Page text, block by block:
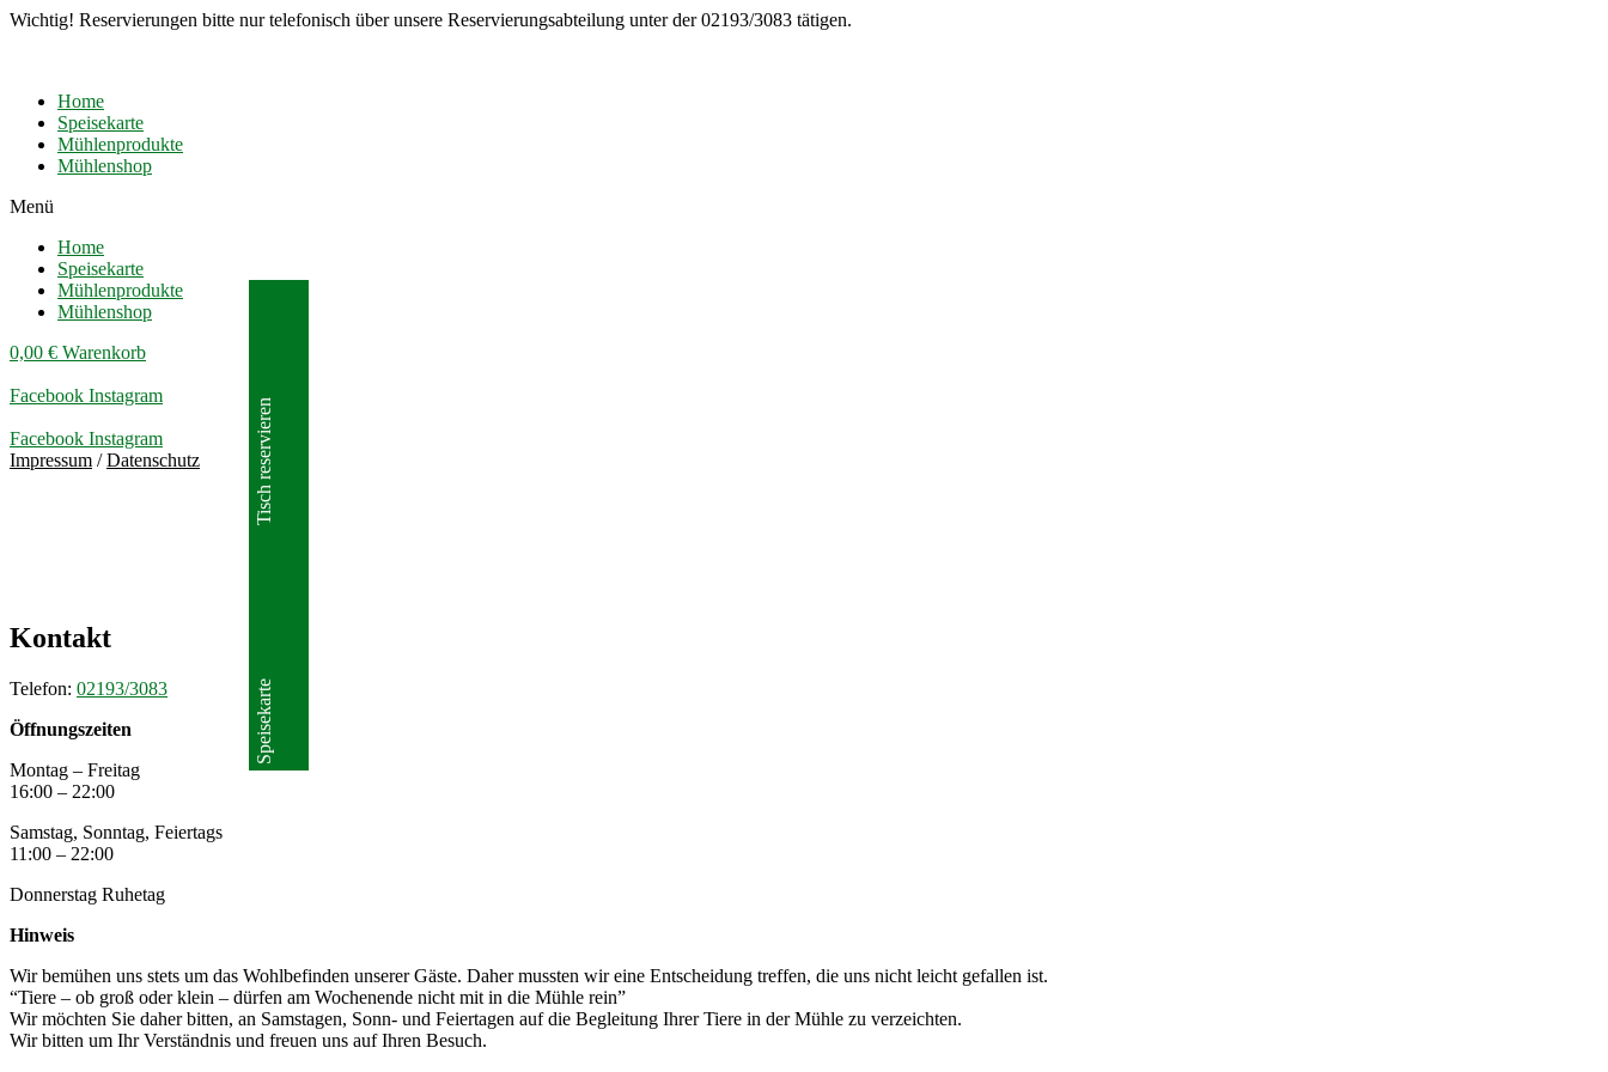
Wichtig! Reservierungen bitte nur telefonisch über unsere Reservierungsabteilung unter der 02193/3083 tätigen.
Home
Speisekarte
Mühlenprodukte
Mühlenshop
Menü
Home
Speisekarte
Mühlenprodukte
Mühlenshop
0,00 € Warenkorb
Facebook Instagram
Facebook Instagram
Impressum /Datenschutz
Speisekarte
Tisch reservieren
Kontakt
Telefon: 02193/3083
Öffnungszeiten
Montag – Freitag
16:00 – 22:00
Samstag, Sonntag, Feiertags
11:00 – 22:00
Donnerstag Ruhetag
Hinweis
Wir bemühen uns stets um das Wohlbefinden unserer Gäste. Daher mussten wir eine Entscheidung treffen, die uns nicht leicht gefallen ist.
“Tiere – ob groß oder klein – dürfen am Wochenende nicht mit in die Mühle rein”
Wir möchten Sie daher bitten, an Samstagen, Sonn- und Feiertagen auf die Begleitung Ihrer Tiere in der Mühle zu verzeichten.
Wir bitten um Ihr Verständnis und freuen uns auf Ihren Besuch.